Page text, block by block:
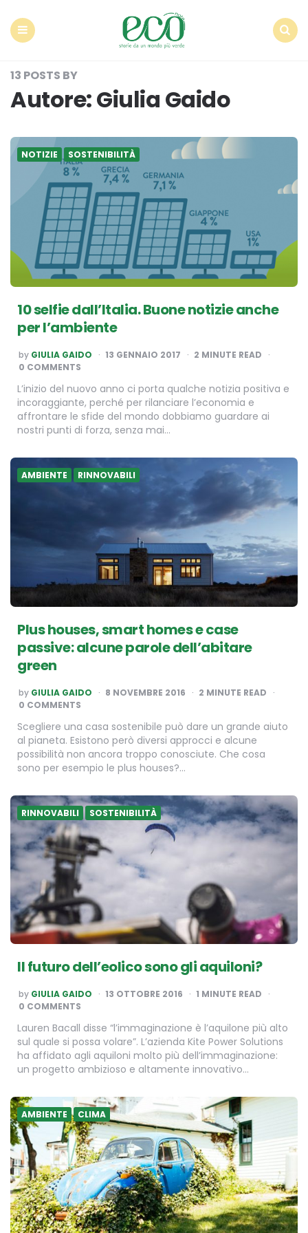
13 POSTS BY
Autore:Giulia Gaido
NOTIZIE SOSTENIBILITÀ
10 selfie dall’Italia. Buone notizie anche
per l’ambiente
POSTED
BY
by GIULIA GAIDO 13 GENNAIO 2017 2 MINUTE READ
0 COMMENTS
L’inizio del nuovo anno ci porta qualche notizia positiva e
incoraggiante, perché per rilanciare l’economia e
affrontare le sfide del mondo dobbiamo guardare ai
nostri punti di forza, senza mai…
AMBIENTE RINNOVABILI
Plus houses, smart homes e case
passive: alcune parole dell’abitare
green
POSTED
BY
by GIULIA GAIDO 8 NOVEMBRE 2016 2 MINUTE READ
0 COMMENTS
Scegliere una casa sostenibile può dare un grande aiuto
al pianeta. Esistono però diversi approcci e alcune
possibilità non ancora troppo conosciute. Che cosa
sono per esempio le plus houses?…
RINNOVABILI SOSTENIBILITÀ
Il futuro dell’eolico sono gli aquiloni?
POSTED
BY
by GIULIA GAIDO 13 OTTOBRE 2016 1 MINUTE READ
0 COMMENTS
Lauren Bacall disse “l’immaginazione è l’aquilone più alto
sul quale si possa volare”. L’azienda Kite Power Solutions
ha affidato agli aquiloni molto più dell’immaginazione:
un progetto ambizioso e altamente innovativo…
AMBIENTE CLIMA